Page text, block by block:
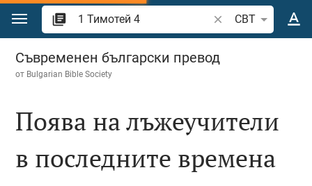
Преминете към съдържанието
Търсете стих или
CBT
1 Тимотей 4
Съвременен български превод
от Bulgarian Bible Society
Поява на лъжеучители
в последните времена